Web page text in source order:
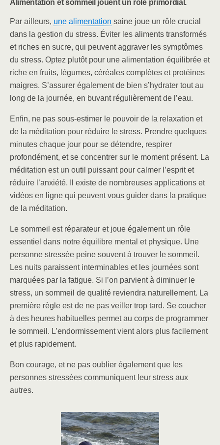
Alimentation et sommeil jouent un rôle primordial.
Par ailleurs, une alimentation saine joue un rôle crucial
dans la gestion du stress. Éviter les aliments transformés
et riches en sucre, qui peuvent aggraver les symptômes
du stress. Optez plutôt pour une alimentation équilibrée et
riche en fruits, légumes, céréales complètes et protéines
maigres. S’assurer également de bien s’hydrater tout au
long de la journée, en buvant régulièrement de l’eau.
Enfin, ne pas sous-estimer le pouvoir de la relaxation et
de la méditation pour réduire le stress. Prendre quelques
minutes chaque jour pour se détendre, respirer
profondément, et se concentrer sur le moment présent. La
méditation est un outil puissant pour calmer l’esprit et
réduire l’anxiété. Il existe de nombreuses applications et
vidéos en ligne qui peuvent vous guider dans la pratique
de la méditation.
Le sommeil est réparateur et joue également un rôle
essentiel dans notre équilibre mental et physique. Une
personne stressée peine souvent à trouver le sommeil.
Les nuits paraissent interminables et les journées sont
marquées par la fatigue. Si l’on parvient à diminuer le
stress, un sommeil de qualité reviendra naturellement. La
première règle est de ne pas veiller trop tard. Se coucher
à des heures habituelles permet au corps de programmer
le sommeil. L’endormissement vient alors plus facilement
et plus rapidement.
Bon courage, et ne pas oublier également que les
personnes stressées communiquent leur stress aux
autres.